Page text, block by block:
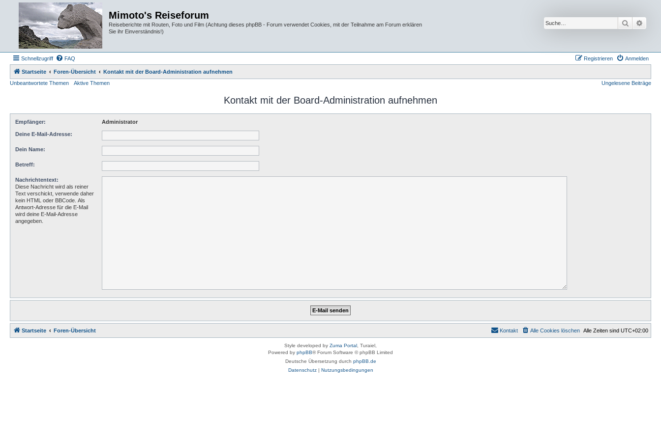
Mimoto's Reiseforum
Reiseberichte mit Routen, Foto und Film (Achtung dieses phpBB - Forum verwendet Cookies, mit der Teilnahme am Forum erklären
Sie ihr Einverständnis!)
Suche
Schnellzugriff FAQ Anmelden
Registrieren
Startseite Foren-Übersicht
Kontakt mit der Board-Administration aufnehmen
Unbeantwortete Themen
Aktive Themen Ungelesene Beiträge
Kontakt mit der Board-Administration aufnehmen
Empfänger: Administrator
Deine E-Mail-Adresse:
Dein Name:
Betreff:
Nachrichtentext:
Diese Nachricht wird als reiner
Text verschickt, verwende daher
kein HTML oder BBCode. Als
Antwort-Adresse für die E-Mail
wird deine E-Mail-Adresse
angegeben.
Startseite Foren-Übersicht Alle Zeiten sind UTC+02:00
Alle Cookies löschen
Kontakt
Style developed by Zuma Portal , Turaiel,
Powered by phpBB® Forum Software © phpBB Limited
Deutsche Übersetzung durch phpBB.de
Datenschutz| Nutzungsbedingungen